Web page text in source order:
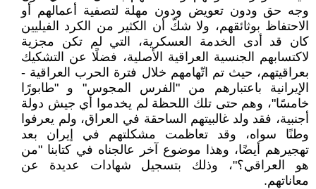
وجه حق ودون تعويض ودون مهلة لتصفية أعمالهم أو
الاحتفاظ بوثائقهم، ولا شكّ أن الكثير من الكرد الفيليين
كان قد أدى الخدمة العسكرية، التي لم تكن مجزية
لاكتسابهم الجنسية العراقية الأصلية، فضلًا عن التشكيك
بعراقيتهم، حيث تم اتّهامهم خلال فترة الحرب العراقية -
الإيرانية باعتبارهم من "الفرس المجوس" و "طابورًا
خامسًا"، وهم حتى تلك اللحظة لم يخدموا أي جيش دولة
أجنبية، فقد ولد غالبيتهم الساحقة في العراق، ولم يعرفوا
وطنًا سواه، وقد تعاظمت مشكلتهم في إيران بعد
تهجيرهم أيضًا، وهذا موضوع آخر عالجناه في كتابنا "من
هو العراقي؟"، وذلك بتسجيل شهادات عديدة عن
معاناتهم.